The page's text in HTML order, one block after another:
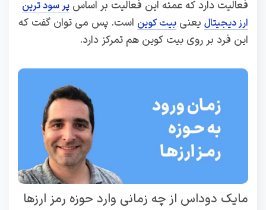
فعالیت دارد که عمئه این فعالیت بر اساس پر سود ترین
ارز دیجیتال یعنی بیت کوین است. پس می توان گفت که
این فرد بر روی بیت کوین هم تمرکز دارد.
مایک دوداس از چه زمانی وارد حوزه رمز ارزها